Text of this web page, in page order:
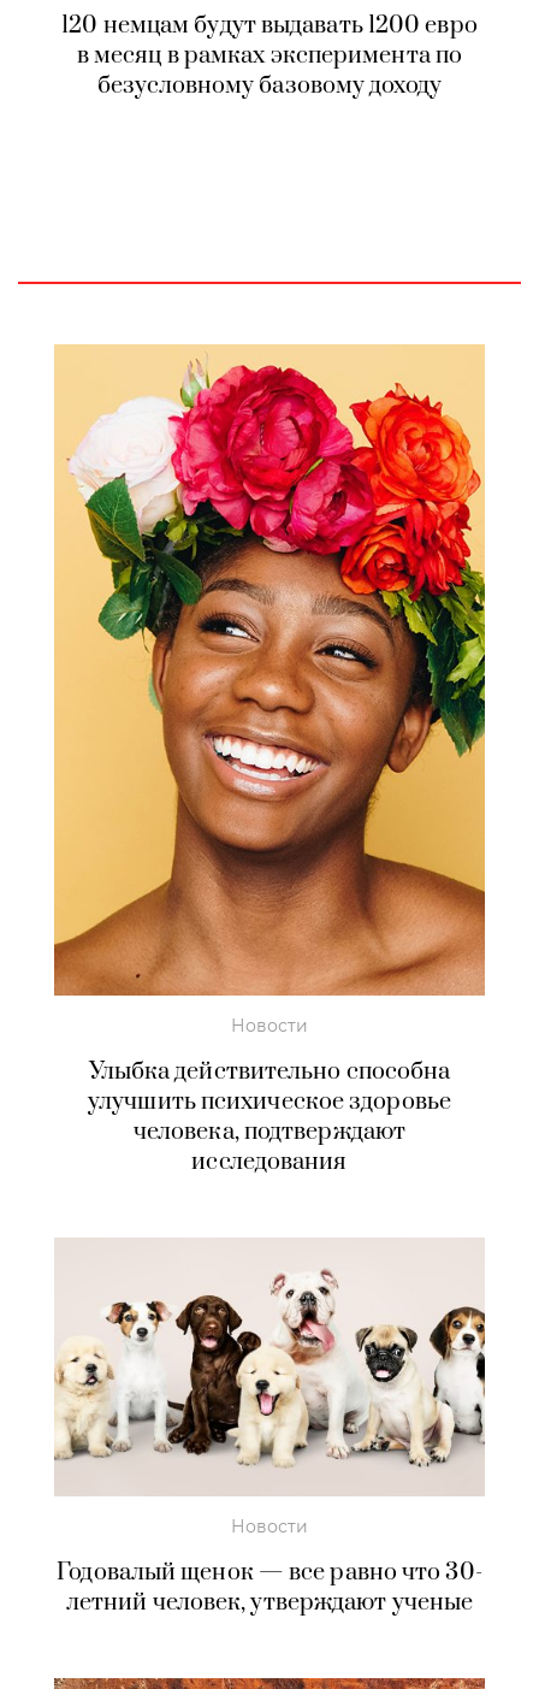
120 немцам будут выдавать 1200 евро
в месяц в рамках эксперимента по
безусловному базовому доходу
Новости
Улыбка действительно способна
улучшить психическое здоровье
человека, подтверждают
исследования
Новости
Годовалый щенок — все равно что 30-
летний человек, утверждают ученые